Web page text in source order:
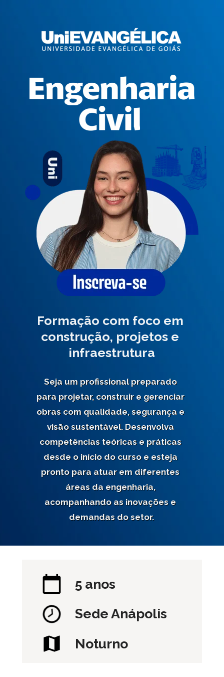
Formação com foco em
construção, projetos e
infraestrutura
Seja um profissional preparado
para projetar, construir e gerenciar
obras com qualidade, segurança e
visão sustentável. Desenvolva
competências teóricas e práticas
desde o início do curso e esteja
pronto para atuar em diferentes
áreas da engenharia,
acompanhando as inovações e
demandas do setor.
Noturno
5 anos
Sede Anápolis